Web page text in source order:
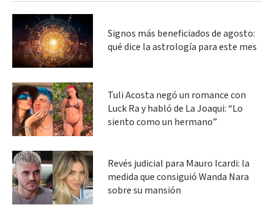
Signos más beneficiados de agosto:
qué dice la astrología para este mes
Tuli Acosta negó un romance con
Luck Ra y habló de La Joaqui: “Lo
siento como un hermano”
Revés judicial para Mauro Icardi: la
medida que consiguió Wanda Nara
sobre su mansión